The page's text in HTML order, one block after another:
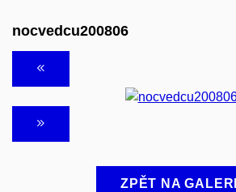
nocvedcu200806
ZPĚT NA GALERII